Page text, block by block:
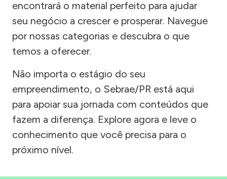
encontrará o material perfeito para ajudar
seu negócio a crescer e prosperar. Navegue
por nossas categorias e descubra o que
temos a oferecer.
Não importa o estágio do seu
empreendimento, o Sebrae/PR está aqui
para apoiar sua jornada com conteúdos que
fazem a diferença. Explore agora e leve o
conhecimento que você precisa para o
próximo nível.